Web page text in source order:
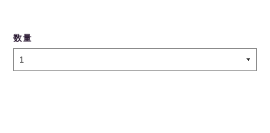
数量